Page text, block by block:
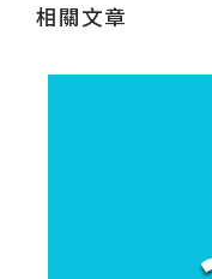
相關文章